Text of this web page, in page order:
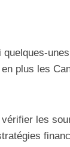
plus les
les